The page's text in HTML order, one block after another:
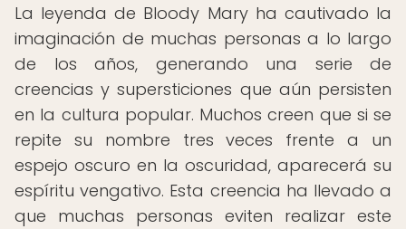
La leyenda de Bloody Mary ha cautivado la
imaginación de muchas personas a lo largo
de los años, generando una serie de
creencias y supersticiones que aún persisten
en la cultura popular. Muchos creen que si se
repite su nombre tres veces frente a un
espejo oscuro en la oscuridad, aparecerá su
espíritu vengativo. Esta creencia ha llevado a
que muchas personas eviten realizar este